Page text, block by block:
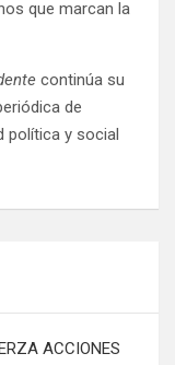
que marcan la
continúa su
de
política y social
ACCIONES